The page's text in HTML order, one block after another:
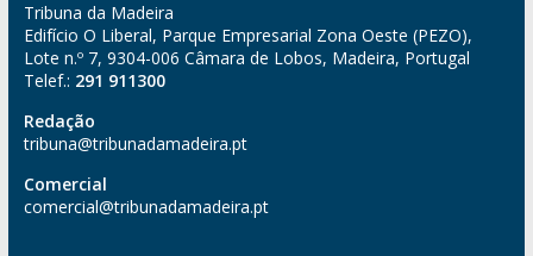
Tribuna da Madeira
Edifício O Liberal, Parque Empresarial Zona Oeste (PEZO),
Lote n.º 7, 9304-006 Câmara de Lobos, Madeira, Portugal
Telef.: 291 911300
Redação
tribuna@tribunadamadeira.pt
Comercial
comercial@tribunadamadeira.pt